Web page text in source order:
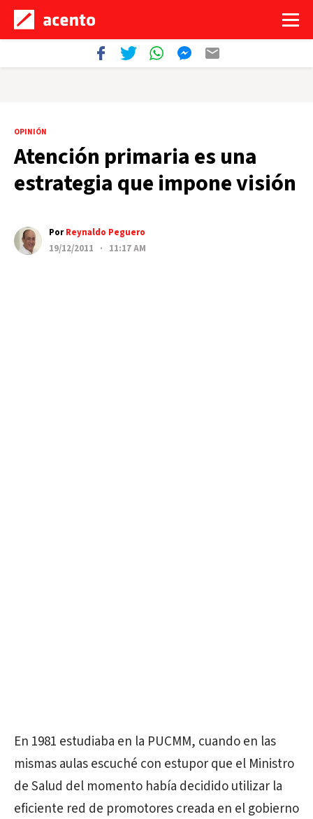
OPINIÓN
Atención primaria es una
estrategia que impone visión
PorReynaldo Peguero
19/12/2011 · 11:17 AM
En 1981 estudiaba en la PUCMM, cuando en las
mismas aulas escuché con estupor que el Ministro
de Salud del momento había decidido utilizar la
eficiente red de promotores creada en el gobierno